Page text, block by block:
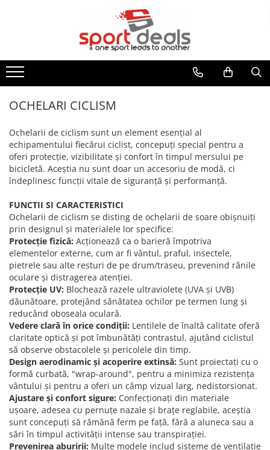
BICICLETE MOUNTAIN BIKE
BICICLETE MTB-HT
BICICLETE MTB-FS
FAT BIKE
BICICLETE BMX/DIRT
BICICLETE ORAS-TREKKING
BICICLETE PLIABILE
BICICLETE ELECTRICE
BICICLETE COPII
24" (varsta peste 10 ani)
20" (varsta 7-10 ani)
18" (varsta 5-7 ani)
16" (varsta 4-6 ani)
14" (varsta 3-5 ani)
12" (varsta 2-4 ani)
BALANCE BIKE (varsta 2-3 ani)
ACCESORII/COMPONENTE
ACCESORII BICICLETE
ACCESORII TELEFON
DEGRESANTI
APARATORI NOROI
BIDONASE/SUPORTI
CICLOCOMPUTERE/CEASURI/GPS
CRICURI
INTRETINERE
LUMINI
POMPE
PORTBAGAJE / COSURI
SCULE DEPANARE
SONERII
ALTE ACCESORII
SUPORTI/STANDURI
SCAUNE COPII
COMPONENTE
ANVELOPE SI CAMERE
CADRE SI PIESE
DIRECTIE
FRANE
FURCI SI AMORTIZOARE
PEDALE SI ACCESORII
ECHIPAMENT CICLISM
CASTI CICLISM
GENTI/COBURI/ BORSETE
BORSETE
RUCSACI
COSTUME TRIATLON
IMBRACAMINTE
BLUZE
INCALZITOARE
JACHETE
PANTALONI
TRICOURI
VESTE
HANORACE
INCALTAMINTE
HUSE PANTOFI
PANTOFI CASUAL
PANTOFI CICLISM
MANUSI
OCHELARI
LENTILE
OCHELARI CASUAL
OCHELARI CICLISM
PROTECTII/ARMURI
BENZI DE ALERGARE
BICICLETE FITNESS
APARATE MULTIFUNCTIONALE
SIMULATOARE VASLIT
GANTERE/BARE/DISCURI
BARE GREUTATI
DISCURI
GANTERE
GREUTATI INCHEIETURI
KETTLEBELL
ACCESORII FITNESS
PROSOAPE FITNESS/YOGA
BANDAJE/PROTECTII/RECUPERARE
FLEXORI
SALTELE/COVOARE/PAVAJE
SPORT FIT
MASAJ
ARTICOLE INOT
ACCESORII
CASTI INOT
COSTUME DE BAIE
PAPUCI
OCHELARI INOT
PLUTE INOT
TENIS
SPORTURI DE IARNA
TRAMBULINE
OUTDOOR
MOBILITATE URBANA
TROTINETE ELECTRICE
TROTINETE
ACCESORII TROTINETE
CAMERE TROTINETE
PIESE TROTINETE
ROLE
OCHELARI CICLISM
Ochelarii de ciclism sunt un element esențial al
echipamentului fiecărui ciclist, concepuți special pentru a
oferi protecție, vizibilitate și confort în timpul mersului pe
bicicletă. Aceștia nu sunt doar un accesoriu de modă, ci
îndeplinesc funcții vitale de siguranță și performanță.
FUNCTII SI CARACTERISTICI
Ochelarii de ciclism se disting de ochelarii de soare obișnuiți
prin designul și materialele lor specifice:
Protecție fizică: Acționează ca o barieră împotriva
elementelor externe, cum ar fi vântul, praful, insectele,
pietrele sau alte resturi de pe drum/traseu, prevenind rănile
oculare și distragerea atenției.
Protecție UV: Blochează razele ultraviolete (UVA și UVB)
dăunătoare, protejând sănătatea ochilor pe termen lung și
reducând oboseala oculară.
Vedere clară în orice condiții: Lentilele de înaltă calitate oferă
claritate optică și pot îmbunătăți contrastul, ajutând ciclistul
să observe obstacolele și pericolele din timp.
Design aerodinamic și acoperire extinsă: Sunt proiectați cu o
formă curbată, "wrap-around", pentru a minimiza rezistența
vântului și pentru a oferi un câmp vizual larg, nedistorsionat.
Ajustare și confort sigure: Confecționați din materiale
ușoare, adesea cu pernuțe nazale și brațe reglabile, aceștia
sunt concepuți să rămână ferm pe față, fără a aluneca sau a
sări în timpul activității intense sau transpirației.
Prevenirea aburirii: Multe modele includ sisteme de ventilație